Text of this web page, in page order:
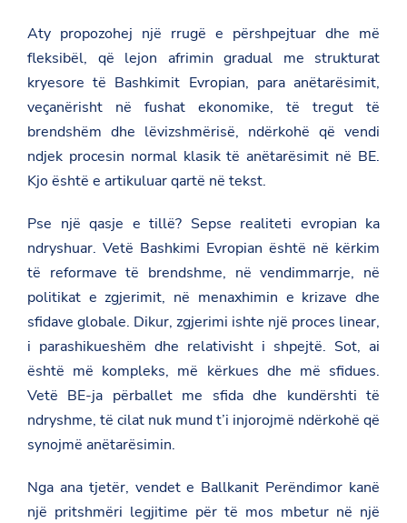
Aty propozohej një rrugë e përshpejtuar dhe më
fleksibël, që lejon afrimin gradual me strukturat
kryesore të Bashkimit Evropian, para anëtarësimit,
veçanërisht në fushat ekonomike, të tregut të
brendshëm dhe lëvizshmërisë, ndërkohë që vendi
ndjek procesin normal klasik të anëtarësimit në BE.
Kjo është e artikuluar qartë në tekst.
Pse një qasje e tillë? Sepse realiteti evropian ka
ndryshuar. Vetë Bashkimi Evropian është në kërkim
të reformave të brendshme, në vendimmarrje, në
politikat e zgjerimit, në menaxhimin e krizave dhe
sfidave globale. Dikur, zgjerimi ishte një proces linear,
i parashikueshëm dhe relativisht i shpejtë. Sot, ai
është më kompleks, më kërkues dhe më sfidues.
Vetë BE-ja përballet me sfida dhe kundërshti të
ndryshme, të cilat nuk mund t’i injorojmë ndërkohë që
synojmë anëtarësimin.
Nga ana tjetër, vendet e Ballkanit Perëndimor kanë
një pritshmëri legjitime për të mos mbetur në një